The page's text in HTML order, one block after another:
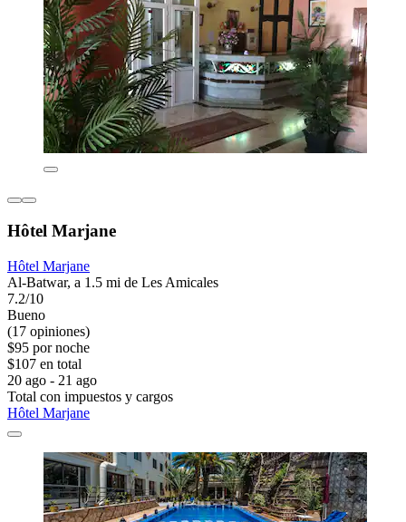
Hôtel Marjane
Hôtel Marjane
Al-Batwar, a 1.5 mi de Les Amicales
7.2/10
Bueno
(17 opiniones)
$95 por noche
$107 en total
20 ago - 21 ago
Total con impuestos y cargos
Hôtel Marjane